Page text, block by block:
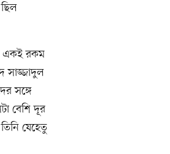
একই রকম
সাজ্জাদুল
সঙ্গে
বেশি দূর
যেহেতু